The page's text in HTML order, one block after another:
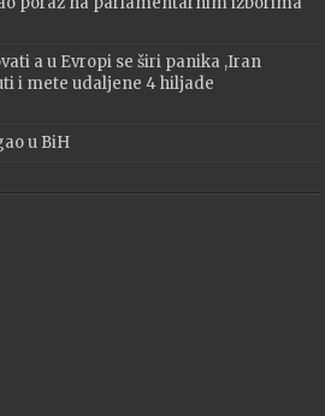
a u Evropi se širi panika ,Iran
i mete udaljene 4 hiljade
u BiH